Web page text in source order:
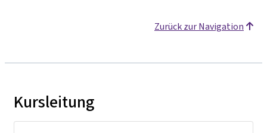
Zurück zur Navigation
Kursleitung